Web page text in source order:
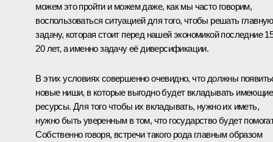
можем это пройти и можем даже, как мы часто говорим,
воспользоваться ситуацией для того, чтобы решать главную
задачу, которая стоит перед нашей экономикой последние
20 лет, а именно задачу её диверсификации.
В этих условиях совершенно очевидно, что должны
новые ниши, в которые выгодно будет вкладывать
ресурсы. Для того чтобы их вкладывать, нужно их иметь,
нужно быть уверенным в том, что государство будет
Собственно говоря, встречи такого рода главным образом